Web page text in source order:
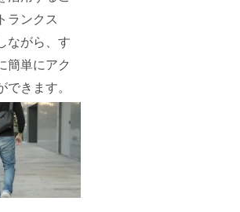
ランクス
ながら、す
簡単にアク
きます。